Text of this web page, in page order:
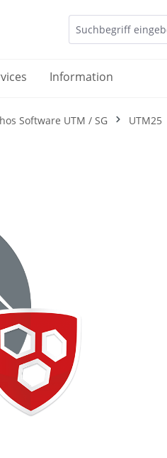
Information
Software UTM / SG UTM25